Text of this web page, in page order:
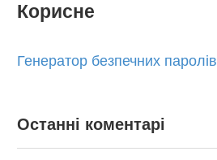
Корисне
Генератор безпечних паролів
Останні коментарі